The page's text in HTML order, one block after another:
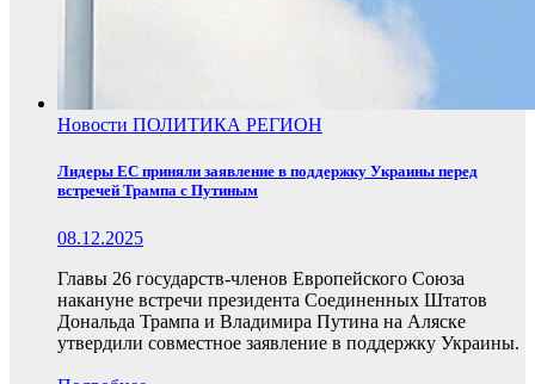
Новости ПОЛИТИКА РЕГИОН
Лидеры ЕС приняли заявление в поддержку Украины перед
встречей Трампа с Путиным
08.12.2025
Главы 26 государств-членов Европейского Союза
накануне встречи президента Соединенных Штатов
Дональда Трампа и Владимира Путина на Аляске
утвердили совместное заявление в поддержку Украины.